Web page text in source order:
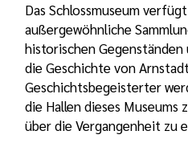
Das Schlossmuseum
außergewöhnliche
historischen
die Geschichte von
Geschichtsbegeisterter
die Hallen dieses Museums
über die Vergangenheit zu